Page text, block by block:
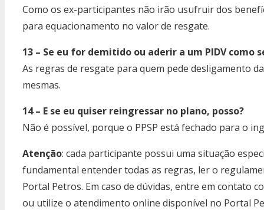
Como os ex-participantes não irão usufruir dos
para equacionamento no valor de resgate.
13 – Se eu for demitido ou aderir a um PIDV como
As regras de resgate para quem pede desligamento
mesmas.
14 – E se eu quiser reingressar no plano, posso?
Não é possível, porque o PPSP está fechado para o
Atenção: cada participante possui uma situação
fundamental entender todas as regras, ler o
Portal Petros. Em caso de dúvidas, entre em contato
ou utilize o atendimento online disponível no Portal